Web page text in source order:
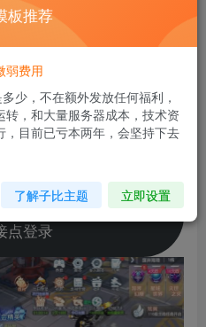
购买
不要选择区服，注册好
点登录
板推荐
弱费用
少，不在额外发放任何福利，
，和大量服务器成本，技术资
目前已亏本两年，会坚持下去
了解子比主题 立即设置